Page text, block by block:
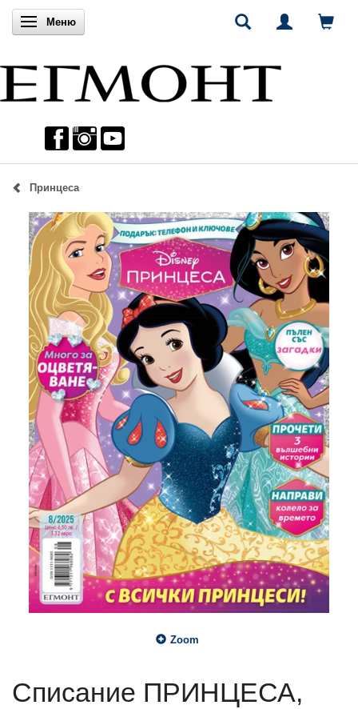
Включи навигацията
Меню
Принцеса
Zoom
Списание ПРИНЦЕСА,